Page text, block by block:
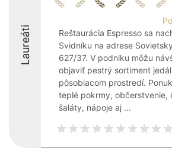
Laureáti
Reštaurácia Espresso sa
Svidníku na adrese
627/37. V podniku môžu
objaviť pestrý sortiment
pôsobiacom prostredí.
teplé pokrmy, občerstvenie,
šaláty, nápoje aj ...